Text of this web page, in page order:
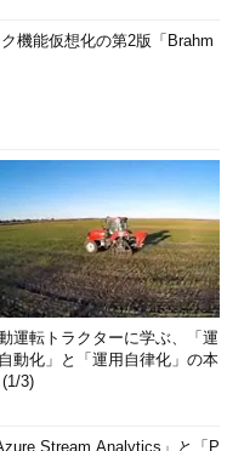
機能仮想化の第2版「Brahm
運転トラクターに学ぶ、「運
動化」と「運用自律化」の本
3)
Stream Analytics」と「P